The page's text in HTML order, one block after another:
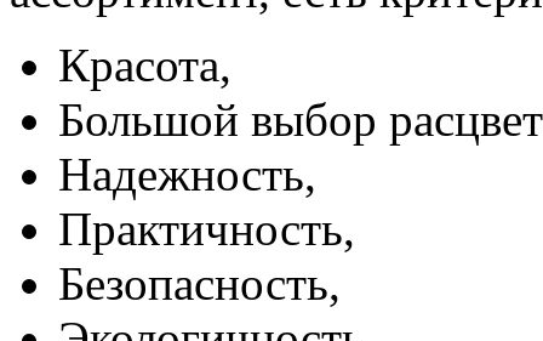
Красота,
Большой выбор
Надежность,
Практичность,
Безопасность,